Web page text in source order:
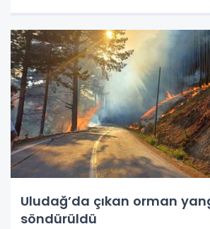
Uludağ’da çıkan orman
söndürüldü